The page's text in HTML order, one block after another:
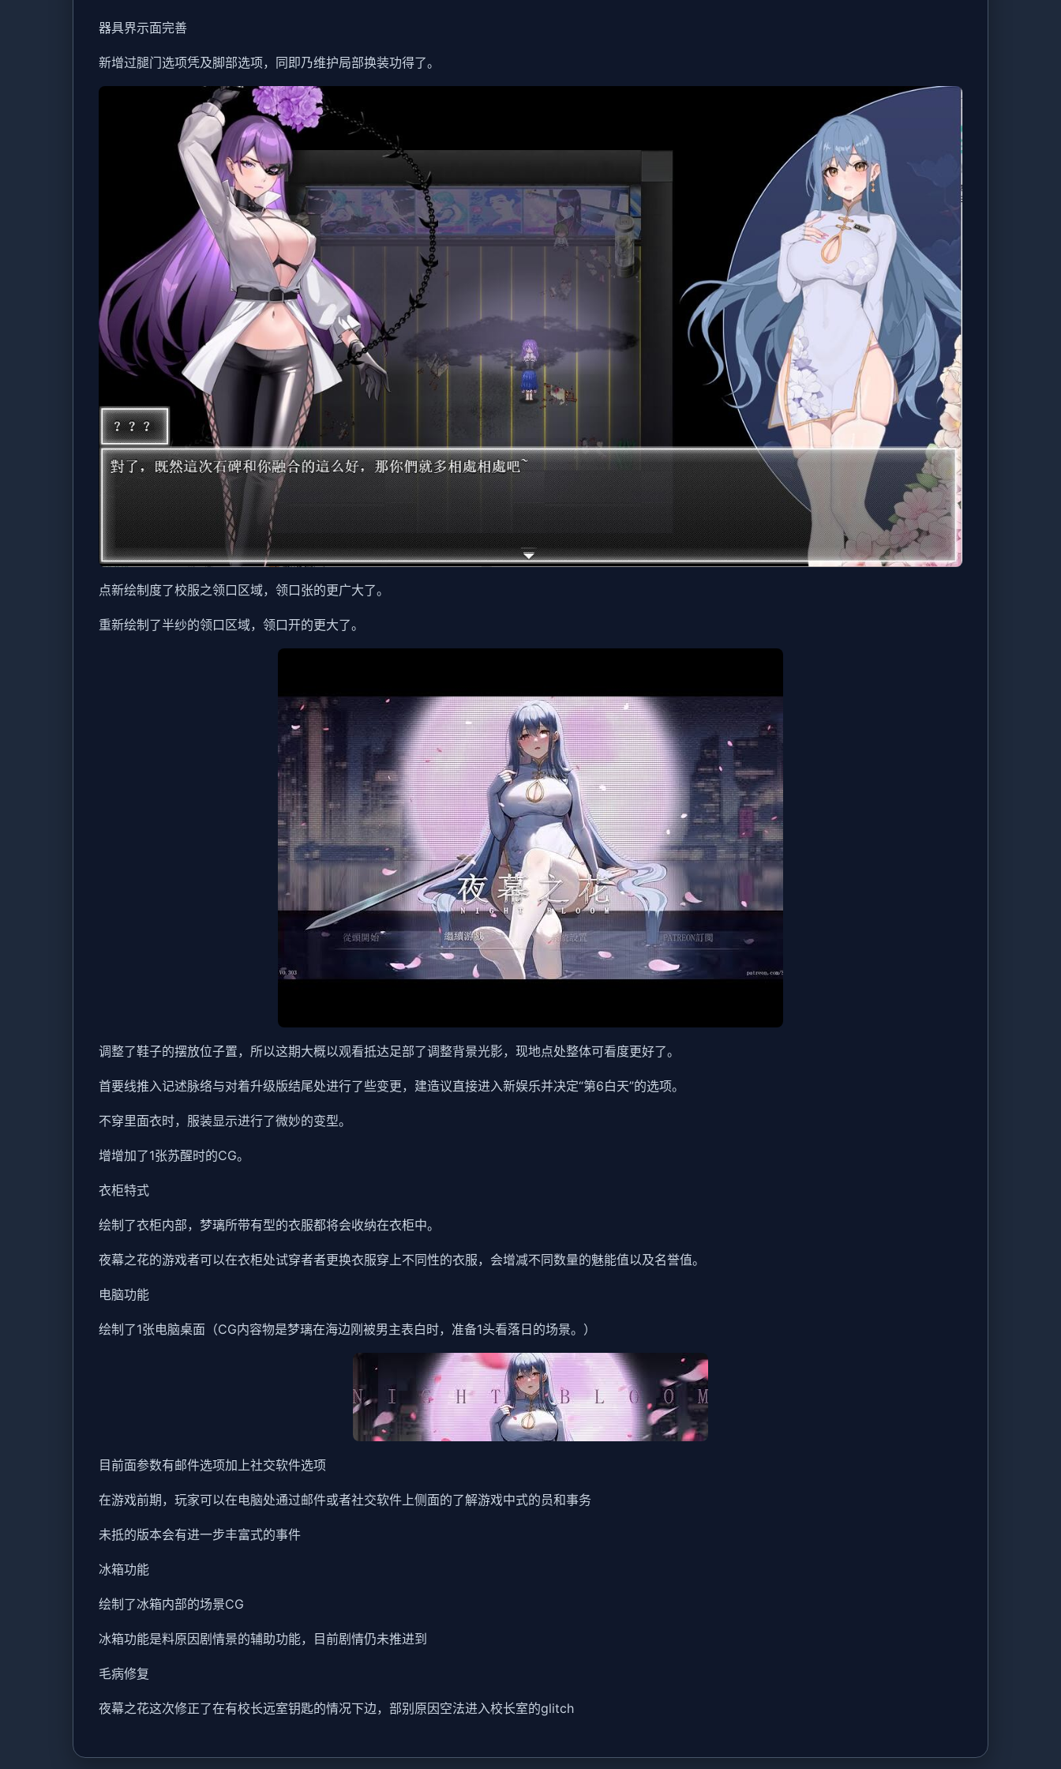
器具界示面完善
新增过腿门选项凭及脚部选项，同即乃维护局部换装功得了。
点新绘制度了校服之领口区域，领口张的更广大了。
重新绘制了半纱的领口区域，领口开的更大了。
调整了鞋子的摆放位子置，所以这期大概以观看抵达足部了调整背景光影，现地点处整体可看度更好了。
首要线推入记述脉络与对着升级版结尾处进行了些变更，建造议直接进入新娱乐并决定“第6白天”的选项。
不穿里面衣时，服装显示进行了微妙的变型。
增增加了1张苏醒时的CG。
衣柜特式
绘制了衣柜内部，梦璃所带有型的衣服都将会收纳在衣柜中。
夜幕之花的游戏者可以在衣柜处试穿者者更换衣服穿上不同性的衣服，会增减不同数量的魅能值以及名誉值。
电脑功能
绘制了1张电脑桌面（CG内容物是梦璃在海边刚被男主表白时，准备1头看落日的场景。）
目前面参数有邮件选项加上社交软件选项
在游戏前期，玩家可以在电脑处通过邮件或者社交软件上侧面的了解游戏中式的员和事务
未抵的版本会有进一步丰富式的事件
冰箱功能
绘制了冰箱内部的场景CG
冰箱功能是料原因剧情景的辅助功能，目前剧情仍未推进到
毛病修复
夜幕之花这次修正了在有校长远室钥匙的情况下边，部别原因空法进入校长室的glitch